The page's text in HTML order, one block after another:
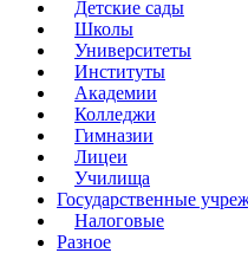
Детские сады
Школы
Университеты
Институты
Академии
Колледжи
Гимназии
Лицеи
Училища
Государственные
Налоговые
Разное